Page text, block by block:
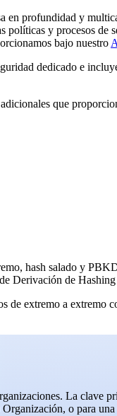
en profundidad y
y procesos de
bajo nuestro
dedicado e
que
hash salado y
Derivación de
de extremo a extremo
La clave
o para